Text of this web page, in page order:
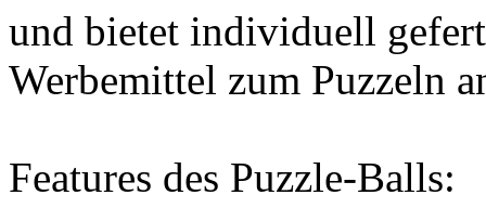
und bietet individuell
Werbemittel zum Puzzeln
Features des Puzzle-Balls: